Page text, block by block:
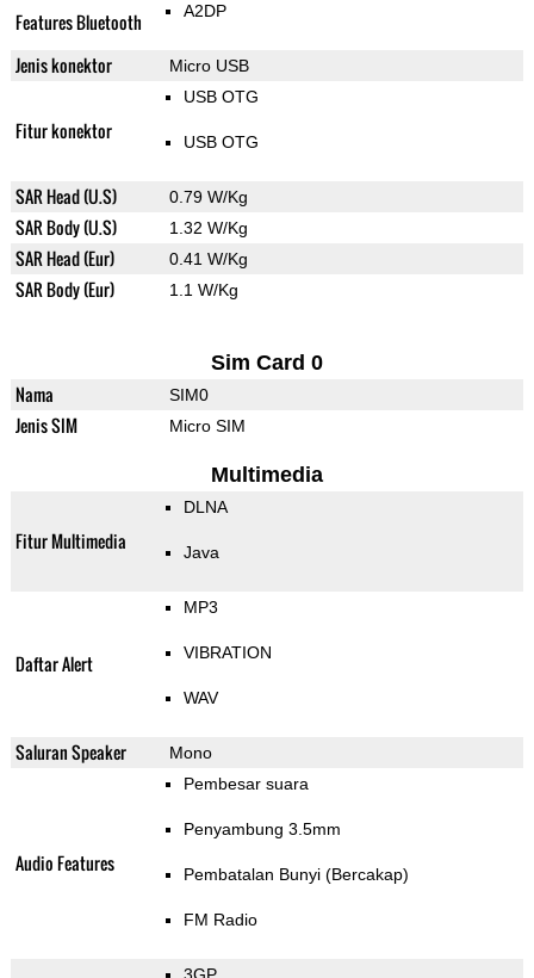
Features Bluetooth A2DP
Jenis konektor Micro USB
Fitur konektor
USB OTG
USB OTG
SAR Head (U.S) 0.79 W/Kg
SAR Body (U.S) 1.32 W/Kg
SAR Head (Eur) 0.41 W/Kg
SAR Body (Eur) 1.1 W/Kg
Sim Card 0
Nama SIM0
Jenis SIM Micro SIM
Multimedia
Fitur Multimedia
DLNA
Java
Daftar Alert
MP3
VIBRATION
WAV
Saluran Speaker Mono
Audio Features
Pembesar suara
Penyambung 3.5mm
Pembatalan Bunyi (Bercakap)
FM Radio